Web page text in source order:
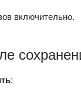
включительно.
: